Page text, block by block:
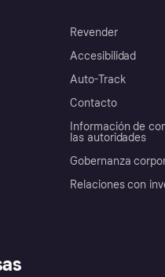
Revender
Accesibilidad
Auto-Track
Contacto
Información de
las autoridades
Gobernanza
Relaciones con